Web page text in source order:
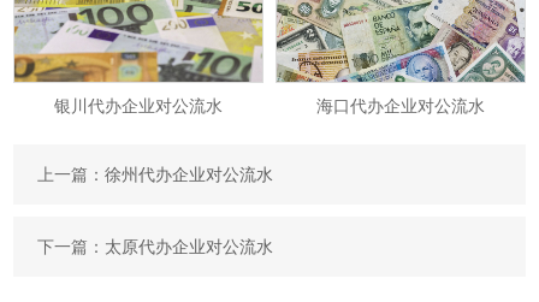
银川代办企业对公流水 海口代办企业对公流水
上一篇：徐州代办企业对公流水
下一篇： 太原代办企业对公流水